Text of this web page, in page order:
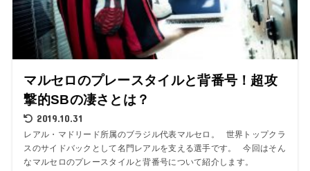
マルセロのプレースタイルと背番号！超攻
撃的SBの凄さとは？
2019.10.31
レアル・マドリード所属のブラジル代表マルセロ。 世界トップクラ
スのサイドバックとして名門レアルを支える選手です。 今回はそん
なマルセロのプレースタイルと背番号について紹介します。